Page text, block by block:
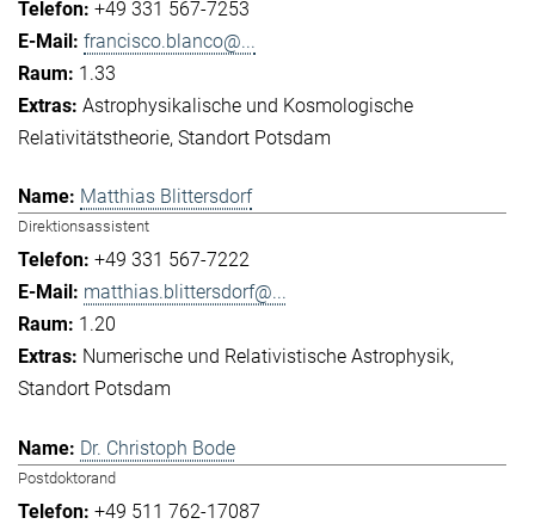
+49 331 567-7253
francisco.blanco@...
1.33
Astrophysikalische und Kosmologische
Relativitätstheorie Standort Potsdam
Matthias Blittersdorf
Direktionsassistent
+49 331 567-7222
matthias.blittersdorf@...
1.20
Numerische und Relativistische Astrophysik
Standort Potsdam
Dr. Christoph Bode
Postdoktorand
+49 511 762-17087